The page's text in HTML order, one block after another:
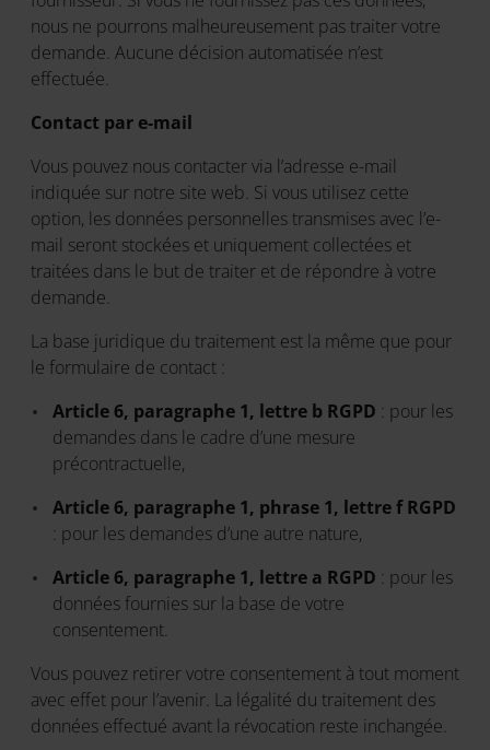
nous ne pourrons malheureusement pas traiter votre
demande. Aucune décision automatisée n’est
effectuée.
Contact par e-mail
Vous pouvez nous contacter via l’adresse e-mail
indiquée sur notre site web. Si vous utilisez cette
option, les données personnelles transmises avec l’e-
mail seront stockées et uniquement collectées et
traitées dans le but de traiter et de répondre à votre
demande.
La base juridique du traitement est la même que pour
le formulaire de contact :
Article 6, paragraphe 1, lettre b RGPD : pour les
demandes dans le cadre d’une mesure
précontractuelle,
Article 6, paragraphe 1, phrase 1, lettre f RGPD
: pour les demandes d’une autre nature,
Article 6, paragraphe 1, lettre a RGPD : pour les
données fournies sur la base de votre
consentement.
Vous pouvez retirer votre consentement à tout moment
avec effet pour l’avenir. La légalité du traitement des
données effectué avant la révocation reste inchangée.